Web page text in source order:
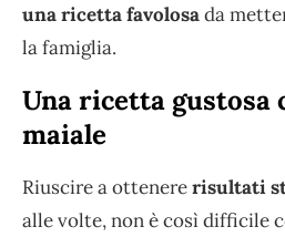
una ricetta favolosada
la famiglia.
Una ricetta gustosa
maiale
Riuscire a ottenererisultati
alle volte, non è così difficile